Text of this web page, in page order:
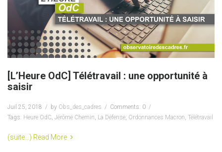
[L’Heure OdC] Télétravail : une opportunité à
saisir
Juil 25, 2018 by Obs_des_cadres
Comments: 0
Tags: Heure OdC, Jérôme Chemin, La Défense, Ordonnances Macron, Télétravail
(suite…) Read More